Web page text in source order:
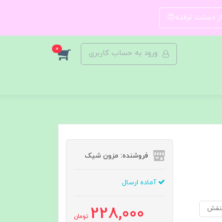
از دستت نرفته😍
ورود به حساب کاربری 0
فروشنده: مزون شیک
آماده ارسال
228,000 تومان